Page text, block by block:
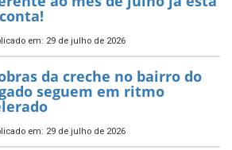
em: 29 de julho de 2026
da creche no bairro do
seguem em ritmo
em: 29 de julho de 2026